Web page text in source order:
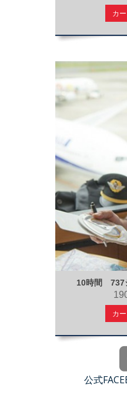
カ
10時間 737
カ
公式